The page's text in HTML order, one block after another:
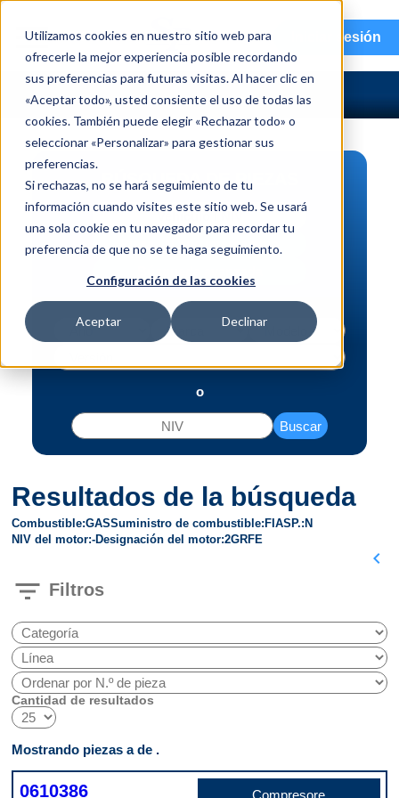
Utilizamos cookies en nuestro sitio web para
ofrecerle la mejor experiencia posible recordando
sus preferencias para futuras visitas. Al hacer clic en
«Aceptar todo», usted consiente el uso de todas las
cookies. También puede elegir «Rechazar todo» o
seleccionar «Personalizar» para gestionar sus
preferencias.
Si rechazas, no se hará seguimiento de tu
información cuando visites este sitio web. Se usará
una sola cookie en tu navegador para recordar tu
preferencia de que no se te haga seguimiento.
Configuración de las cookies
Aceptar Declinar
menu Iniciar sesión
BÚSQUEDA DE PIEZAS
Vehículo | NIV
Pieza | N.º de intercambio
o
Buscar
Resultados de la búsqueda
Combustible GASSuministro de combustible FI ASP. N
NIV del motor -Designación del motor 2GRFE
chevron_left
filter_list Filtros
Cantidad de resultados
Mostrando piezas a de .
0610386 Compresore